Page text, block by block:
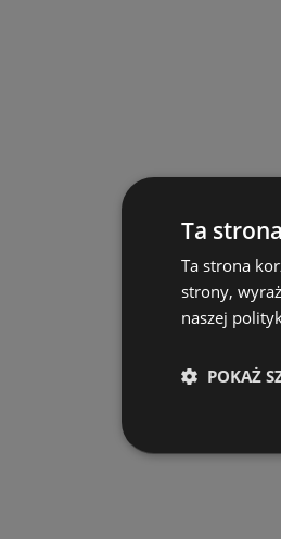
Ta
Ta strona
strony,
naszej
POKAŻ